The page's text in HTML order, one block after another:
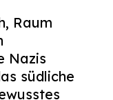
Raum
Nazis
südliche